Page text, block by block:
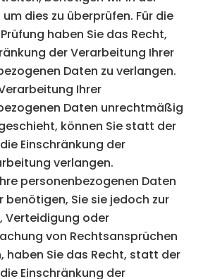
um dies zu überprüfen. Für die
haben Sie das Recht,
der Verarbeitung Ihrer
Daten zu verlangen.
Ihrer
Daten unrechtmäßig
können Sie statt der
Einschränkung der
verlangen.
personenbezogenen Daten
benötigen, Sie sie jedoch zur
Verteidigung oder
von Rechtsansprüchen
haben Sie das Recht, statt der
Einschränkung der